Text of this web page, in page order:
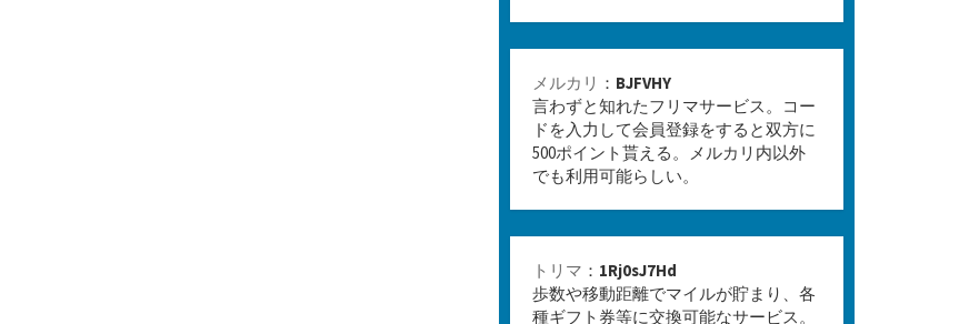
メルカリ ： BJFVHY
言わずと知れたフリマサービス。コー
ドを入力して会員登録をすると双方に
500ポイント貰える。メルカリ内以外
でも利用可能らしい。
トリマ ： 1Rj0sJ7Hd
歩数や移動距離でマイルが貯まり、各
種ギフト券等に交換可能なサービス。